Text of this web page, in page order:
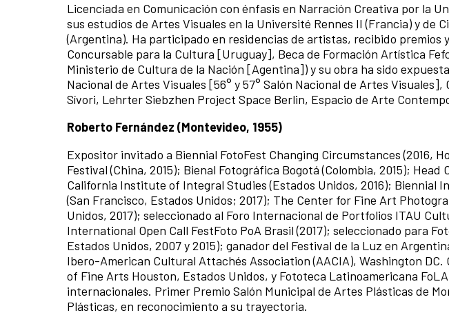
Licenciada en Comunicación con énfasis en Narración Creativa por la
sus estudios de Artes Visuales en la Université Rennes II (Francia) y de
(Argentina). Ha participado en residencias de artistas, recibido premios
Concursable para la Cultura [Uruguay], Beca de Formación Artística
Ministerio de Cultura de la Nación [Agentina]) y su obra ha sido
Nacional de Artes Visuales [56° y 57° Salón Nacional de Artes
Sívori, Lehrter Siebzhen Project Space Berlin, Espacio de Arte
Roberto Fernández (Montevideo, 1955)
Expositor invitado a Biennial FotoFest Changing Circumstances (2016,
Festival (China, 2015); Bienal Fotográfica Bogotá (Colombia, 2015); Head
California Institute of Integral Studies (Estados Unidos, 2016); Biennial
(San Francisco, Estados Unidos; 2017); The Center for Fine Art
Unidos, 2017); seleccionado al Foro Internacional de Portfolios ITAU
International Open Call FestFoto PoA Brasil (2017); seleccionado para
Estados Unidos, 2007 y 2015); ganador del Festival de la Luz en
Ibero-American Cultural Attachés Association (AACIA), Washington DC.
of Fine Arts Houston, Estados Unidos, y Fototeca Latinoamericana
internacionales. Primer Premio Salón Municipal de Artes Plásticas de
Plásticas, en reconocimiento a su trayectoria.